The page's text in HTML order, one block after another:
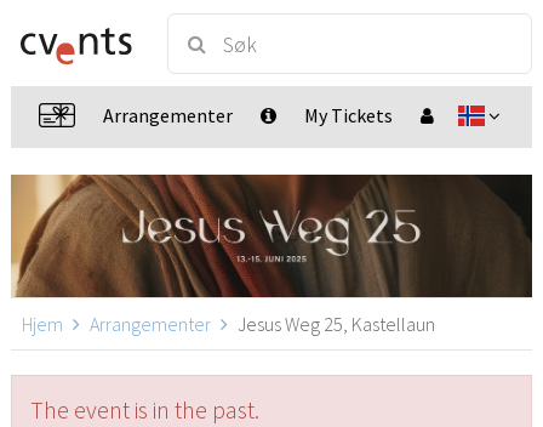
Arrangementer My Tickets
Hjem Arrangementer Jesus Weg 25, Kastellaun
The event is in the past.